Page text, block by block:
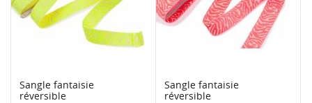
Sangle fantaisie
réversible
Sangle fantaisie
réversible